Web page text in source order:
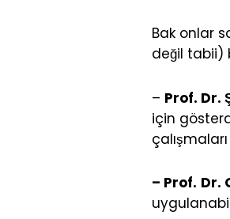
Bak onlar
değil tabii)
– Prof. Dr.
için
– Prof. Dr.